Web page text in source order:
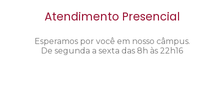
Atendimento Presencial
Esperamos por você em nosso câmpus.
De segunda a sexta das 8h às 22h16